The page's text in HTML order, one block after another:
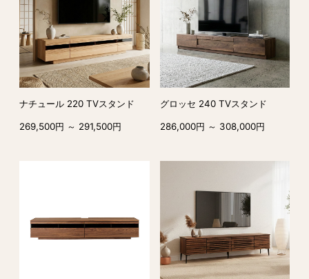
ナチュール 220 TVスタンド
269,500円 ～ 291,500円
グロッセ 240 TVスタンド
286,000円 ～ 308,000円